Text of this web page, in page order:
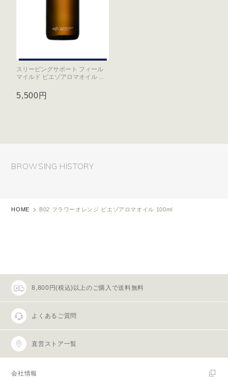
スリーピングサポート フィール
マイルド ピエゾアロマオイル ...
5,500円
BROWSING HISTORY
HOME B02 フラワーオレンジ ピエゾアロマオイル 100ml
8,800円(税込)以上のご購入で送料無料
よくあるご質問
直営ストア一覧
会社情報